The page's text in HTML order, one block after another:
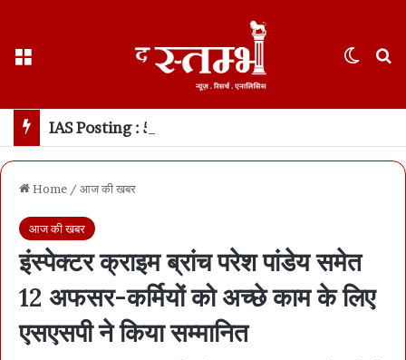
Home / आज की खबर
आज की खबर
इंस्पेक्टर क्राइम ब्रांच परेश पांडेय समेत
12 अफसर-कर्मियों को अच्छे काम के लिए
एसएसपी ने किया सम्मानित